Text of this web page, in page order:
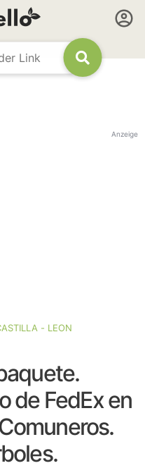
Anzeige
- LEON
de FedEx en